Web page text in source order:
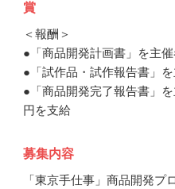
賞
＜報酬＞
●「商品開発計画書」を主
●「試作品・試作報告書」
●「商品開発完了報告書」
円を支給
募集内容
「東京手仕事」商品開発